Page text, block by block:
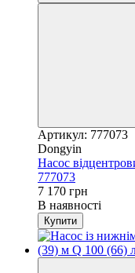
Артикул: 777073
Dongyin
Насос
777073
7 170 грн
В наявності
Купити